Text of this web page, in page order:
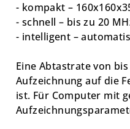
- kompakt –
- schnell – bis zu 20
- intelligent –
Eine Abtastrate von
Aufzeichnung auf die
ist. Für Computer mit